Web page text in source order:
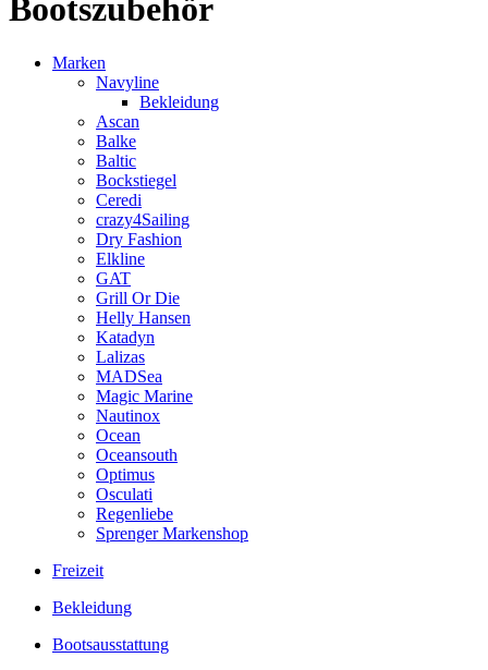
Bootszubehör
Marken
Navyline
Bekleidung
Ascan
Balke
Baltic
Bockstiegel
Ceredi
crazy4Sailing
Dry Fashion
Elkline
GAT
Grill Or Die
Helly Hansen
Katadyn
Lalizas
MADSea
Magic Marine
Nautinox
Ocean
Oceansouth
Optimus
Osculati
Regenliebe
Sprenger Markenshop
Freizeit
Bekleidung
Bootsausstattung